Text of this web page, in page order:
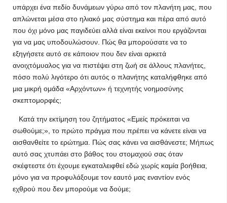
υπάρχει ένα πεδίο δυνάμεων γύρω από τον πλανήτη μας, που
απλώνεται μέσα στο ηλιακό μας σύστημα και πέρα ​​από αυτό
που όχι μόνο μας παγιδεύει αλλά είναι εκείνοι που εργάζονται
για να μας υποδουλώσουν. Πώς θα μπορούσατε να το
εξηγήσετε αυτό σε κάποιον που δεν είναι αρκετά
ανοιχτόμυαλος για να πιστέψει στη ζωή σε άλλους πλανήτες,
πόσο πολύ λιγότερο ότι αυτός ο πλανήτης καταλήφθηκε από
μια μικρή ομάδα «Αρχόντων» ή τεχνητής νοημοσύνης
σκεπτομορφές;
Κατά την εκτίμηση του ζητήματος «Εμείς πρόκειται να
σωθούμε;», το πρώτο πράγμα που πρέπει να κάνετε είναι να
αισθανθείτε το ερώτημα. Πώς σας κάνει να αισθάνεστε; Μήπως
αυτό σας χτυπάει στο βάθος του στομαχιού σας όταν
σκέφτεστε ότι έχουμε εγκαταλειφθεί εδώ χωρίς καμία βοήθεια,
μόνο για να προφυλάξουμε τον εαυτό μας εναντίον ενός
εχθρού που δεν μπορούμε να δούμε;